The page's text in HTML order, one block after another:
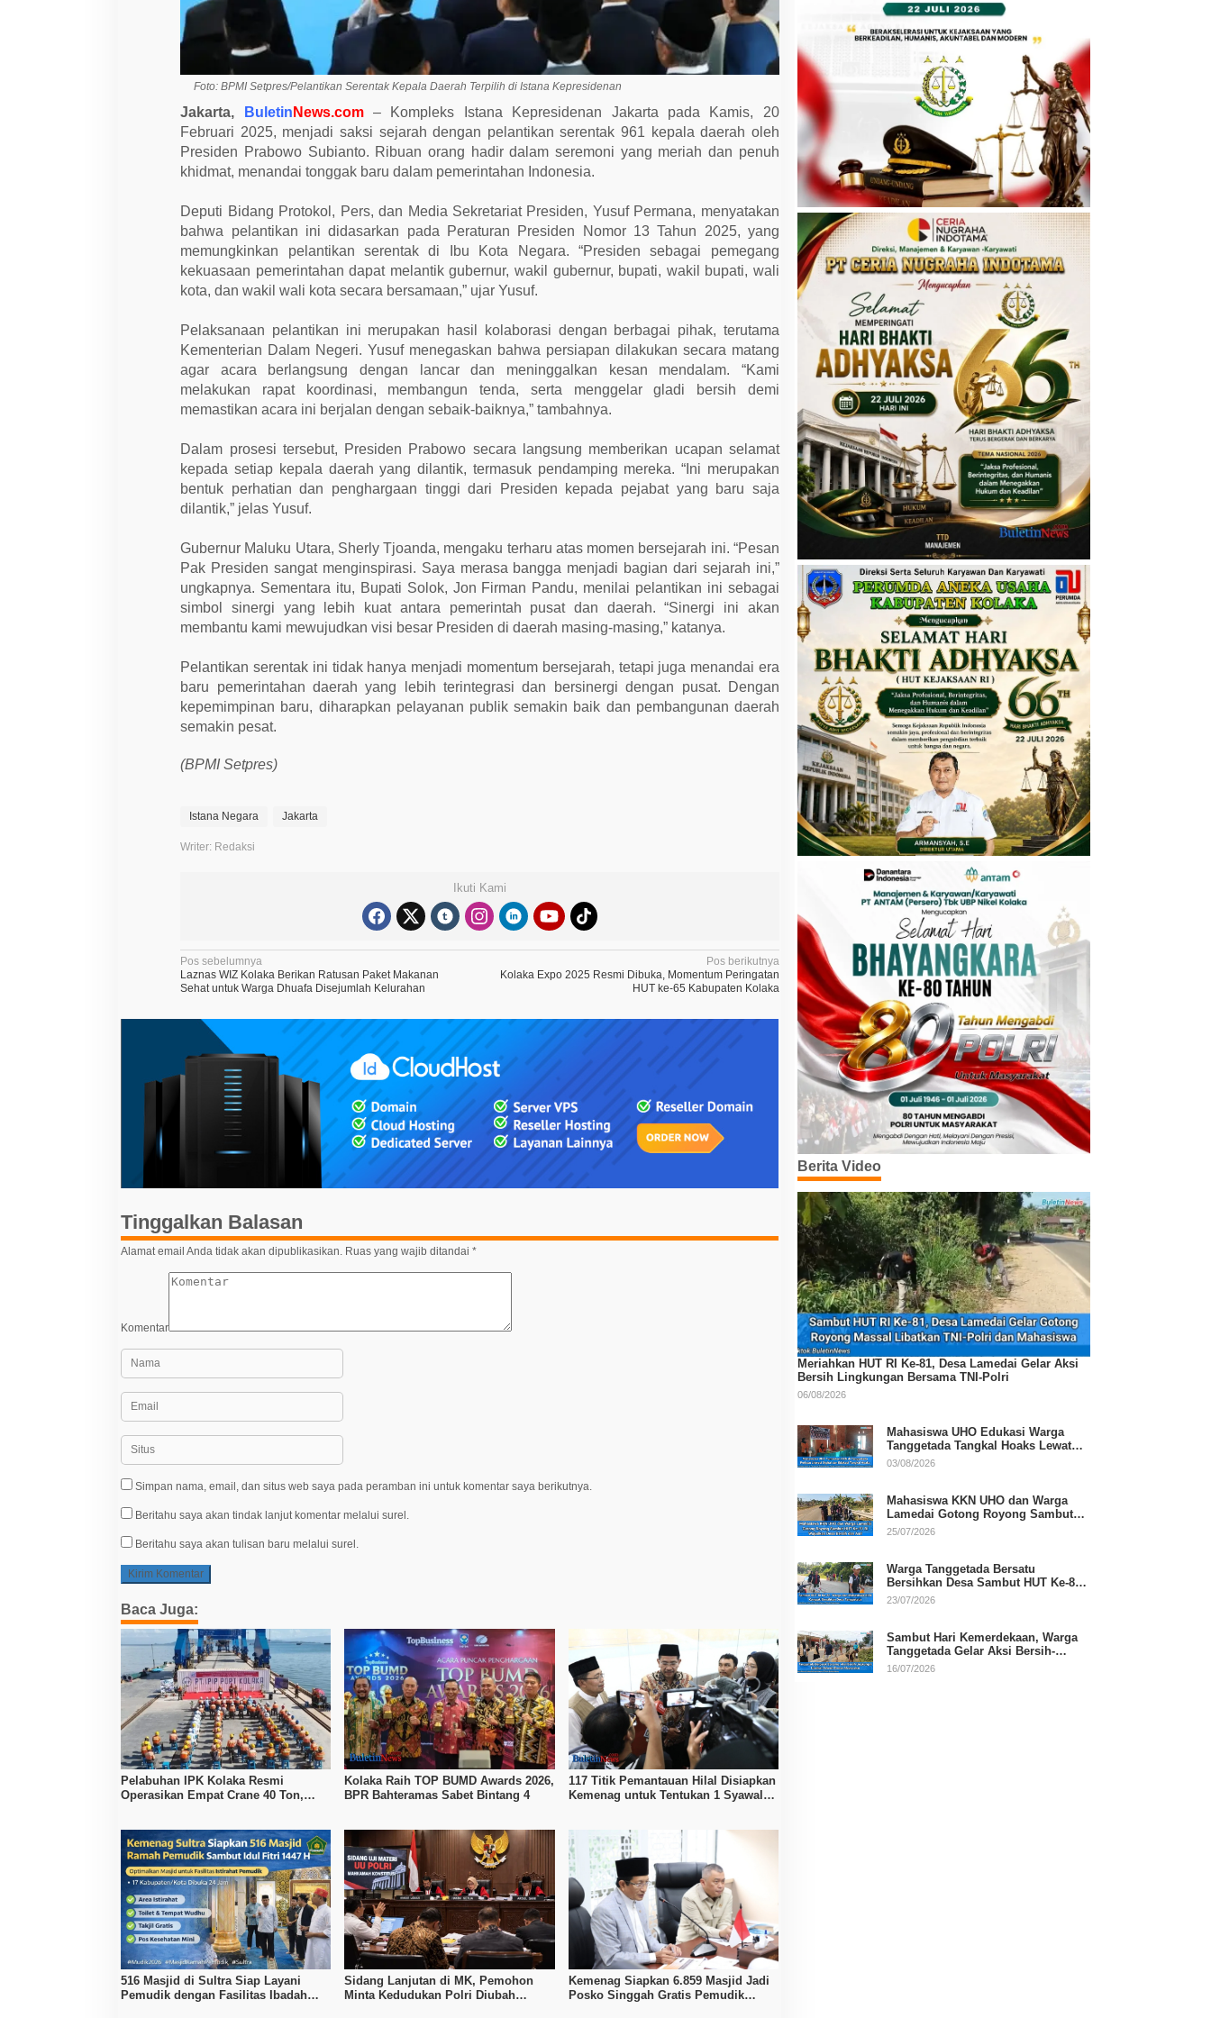
d
i
t
a
n
a
N
e
g
a
P
e
s
d
P
r
b
o
w
o
e
a
S
e
r
a
B
u
Foto: BPMI Setpres/Pelantikan Serentak Kepala Daerah Terpilih di Istana Kepresidenan
Jakarta, Buletin News.com– Kompleks Istana Kepresidenan Jakarta pada Kamis, 20
Februari 2025, menjadi saksi sejarah dengan pelantikan serentak 961 kepala daerah oleh
Presiden Prabowo Subianto. Ribuan orang hadir dalam seremoni yang meriah dan penuh
khidmat, menandai tonggak baru dalam pemerintahan Indonesia.
Deputi Bidang Protokol, Pers, dan Media Sekretariat Presiden, Yusuf Permana, menyatakan
bahwa pelantikan ini didasarkan pada Peraturan Presiden Nomor 13 Tahun 2025, yang
memungkinkan pelantikan serentak di Ibu Kota Negara. “Presiden sebagai pemegang
kekuasaan pemerintahan dapat melantik gubernur, wakil gubernur, bupati, wakil bupati, wali
kota, dan wakil wali kota secara bersamaan,” ujar Yusuf.
Pelaksanaan pelantikan ini merupakan hasil kolaborasi dengan berbagai pihak, terutama
Kementerian Dalam Negeri. Yusuf menegaskan bahwa persiapan dilakukan secara matang
agar acara berlangsung dengan lancar dan meninggalkan kesan mendalam. “Kami
melakukan rapat koordinasi, membangun tenda, serta menggelar gladi bersih demi
memastikan acara ini berjalan dengan sebaik-baiknya,” tambahnya.
Dalam prosesi tersebut, Presiden Prabowo secara langsung memberikan ucapan selamat
kepada setiap kepala daerah yang dilantik, termasuk pendamping mereka. “Ini merupakan
bentuk perhatian dan penghargaan tinggi dari Presiden kepada pejabat yang baru saja
dilantik,” jelas Yusuf.
Gubernur Maluku Utara, Sherly Tjoanda, mengaku terharu atas momen bersejarah ini. “Pesan
Pak Presiden sangat menginspirasi. Saya merasa bangga menjadi bagian dari sejarah ini,”
ungkapnya. Sementara itu, Bupati Solok, Jon Firman Pandu, menilai pelantikan ini sebagai
simbol sinergi yang lebih kuat antara pemerintah pusat dan daerah. “Sinergi ini akan
membantu kami mewujudkan visi besar Presiden di daerah masing-masing,” katanya.
Pelantikan serentak ini tidak hanya menjadi momentum bersejarah, tetapi juga menandai era
baru pemerintahan daerah yang lebih terintegrasi dan bersinergi dengan pusat. Dengan
kepemimpinan baru, diharapkan pelayanan publik semakin baik dan pembangunan daerah
semakin pesat.
(BPMI Setpres)
Istana Negara Jakarta
Writer: Redaksi
Ikuti Kami
N
a
v
g
a
Pos sebelumnya
Laznas WIZ Kolaka Berikan Ratusan Paket Makanan
Sehat untuk Warga Dhuafa Disejumlah Kelurahan
Pos berikutnya
Kolaka Expo 2025 Resmi Dibuka, Momentum Peringatan
HUT ke-65 Kabupaten Kolaka
Tinggalkan Balasan
Alamat email Anda tidak akan dipublikasikan. Ruas yang wajib ditandai *
Komentar
Simpan nama, email, dan situs web saya pada peramban ini untuk komentar saya berikutnya.
Beritahu saya akan tindak lanjut komentar melalui surel.
Beritahu saya akan tulisan baru melalui surel.
Baca Juga:
Pelabuhan IPK Kolaka Resmi
Operasikan Empat Crane 40 Ton,
Kolaka Raih TOP BUMD Awards 2026,
BPR Bahteramas Sabet Bintang 4
117 Titik Pemantauan Hilal Disiapkan
Kemenag untuk Tentukan 1 Syawal
516 Masjid di Sultra Siap Layani
Pemudik dengan Fasilitas Ibadah
Sidang Lanjutan di MK, Pemohon
Minta Kedudukan Polri Diubah
Kemenag Siapkan 6.859 Masjid Jadi
Posko Singgah Gratis Pemudik
Berita Video
Meriahkan HUT RI Ke-81, Desa Lamedai Gelar Aksi
Bersih Lingkungan Bersama TNI-Polri
06/08/2026
Mahasiswa UHO Edukasi Warga
Tanggetada Tangkal Hoaks Lewat
Program Literasi
03/08/2026
Mahasiswa KKN UHO dan Warga
Lamedai Gotong Royong Sambut
HUT Ke-81 RI
25/07/2026
Warga Tanggetada Bersatu
Bersihkan Desa Sambut HUT Ke-81
RI
23/07/2026
Sambut Hari Kemerdekaan, Warga
Tanggetada Gelar Aksi Bersih-
Bersih Desa
16/07/2026